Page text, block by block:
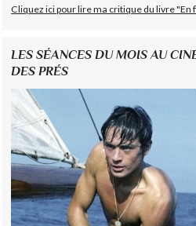
Cliquez ici pour lire ma critique du livre "En
LES SÉANCES DU MOIS AU
DES PRÉS